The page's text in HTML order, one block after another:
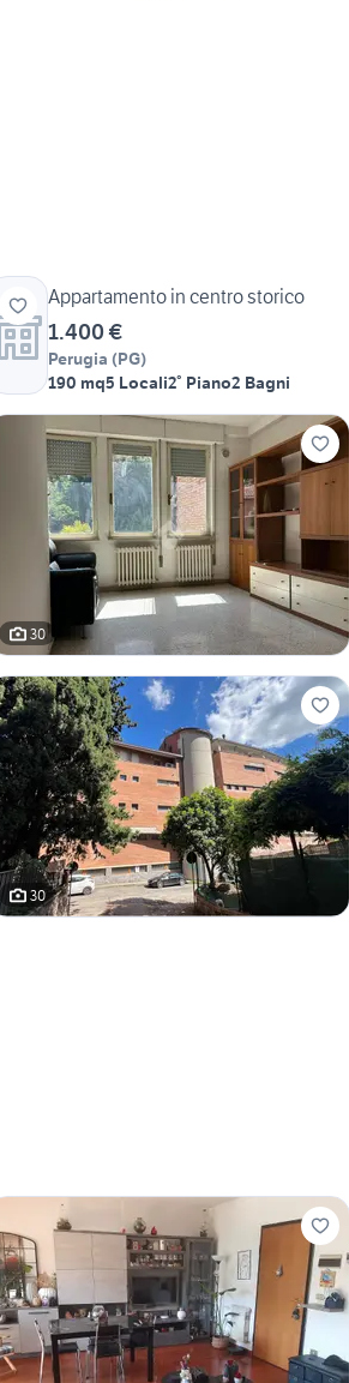
Appartamento in centro storico
1.400 €
Perugia (PG)
190 mq5 Locali2° Piano2 Bagni
30
30